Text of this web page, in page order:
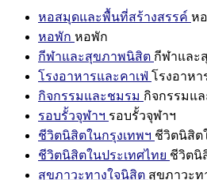
หอสมุดและพื้นที่สร้างสรรค์ ห
หอพัก หอพัก
กีฬาและสุขภาพนิสิต กีฬาและ
โรงอาหารและคาเฟ่ โรงอาหา
กิจกรรมและชมรม กิจกรรมแ
รอบรั้วจุฬาฯ รอบรั้วจุฬาฯ
ชีวิตนิสิตในกรุงเทพฯ ชีวิตนิสิต
ชีวิตนิสิตในประเทศไทย ชีวิตนิ
สุขภาวะทางใจนิสิต สุขภาวะท